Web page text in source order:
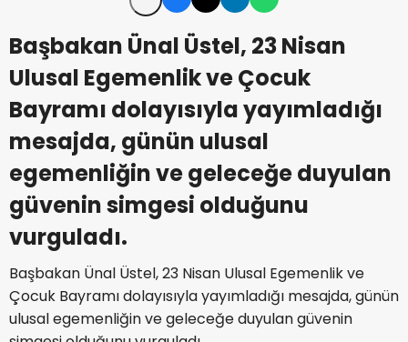
Başbakan Ünal Üstel, 23 Nisan
Ulusal Egemenlik ve Çocuk
Bayramı dolayısıyla yayımladığı
mesajda, günün ulusal
egemenliğin ve geleceğe duyulan
güvenin simgesi olduğunu
vurguladı.
Başbakan Ünal Üstel, 23 Nisan Ulusal Egemenlik ve
Çocuk Bayramı dolayısıyla yayımladığı mesajda, günün
ulusal egemenliğin ve geleceğe duyulan güvenin